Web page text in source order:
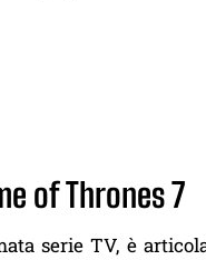
of Thrones 7
serie TV, è